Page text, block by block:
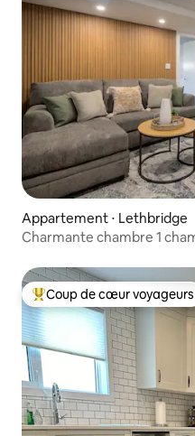
Appartement ⋅ Lethbridge
Charmante chambre 1
Coups de cœur voyageurs
Coup de cœur voyageurs